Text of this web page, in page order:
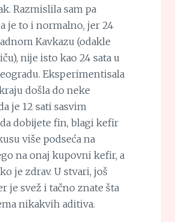
Razmislila sam pa
je to i normalno, jer 24
Kavkazu (odakle
nije isto kao 24 sata u
Eksperimentisala
došla do neke
je 12 sati sasvim
dobijete fin, blagi kefir
više podseća na
na onaj kupovni kefir, a
je zdrav. U stvari, još
je svež i tačno znate šta
nikakvih aditiva.